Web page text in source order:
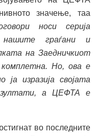
значење, таа
носи серија
нашите граѓани и
на Заедничкиот
комплетна. Но, ова е
ја изразија својата
а ЦЕФТА е
во последните